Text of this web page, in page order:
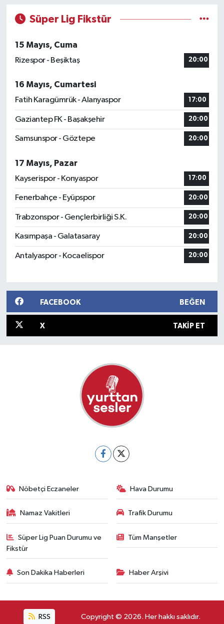
Süper Lig Fikstür
15 Mayıs, Cuma
Rizespor - Beşiktaş
20:00
16 Mayıs, Cumartesi
Fatih Karagümrük - Alanyaspor
17:00
Gaziantep FK - Başakşehir 20:00
Samsunspor - Göztepe 20:00
17 Mayıs, Pazar
Kayserispor - Konyaspor
17:00
Fenerbahçe - Eyüpspor 20:00
Trabzonspor - Gençlerbirliği S.K. 20:00
Kasımpaşa - Galatasaray 20:00
Antalyaspor - Kocaelispor 20:00
FACEBOOK BEĞEN
X TAKIP ET
Nöbetçi Eczaneler Hava Durumu
Namaz Vakitleri Trafik Durumu
Süper Lig Puan Durumu ve
Fikstür
Tüm Manşetler
Son Dakika Haberleri Haber Arşivi
RSS Copyright © 2026. Her hakkı saklıdır.